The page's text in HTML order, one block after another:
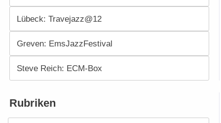
Lübeck: Travejazz@12
Greven: EmsJazzFestival
Steve Reich: ECM-Box
Rubriken